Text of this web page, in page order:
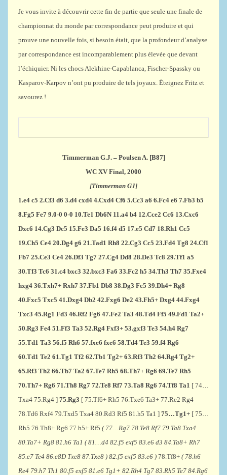
Je vous invite à découvrir cette fin de partie que seule une finale de
championnat du monde par correspondance peut produire et qui
prouve une nouvelle fois, si besoin était, que la profondeur d’analyse
par correspondance est incomparablement plus élevée que devant
l’échiquier. Ni les chocs Alekhine-Capablanca, Fischer-Spassky ou
Kasparov-Karpov n’ont pu produire de tels joyaux. Éteignez Fritz et
savourez !
Timmerman G.J. – Poulsen A. [B87]
WC XV Final, 2000
[Timmerman GJ]
1.e4 c5 2.Cf3 d6 3.d4 cxd4 4.Cxd4 Cf6 5.Cc3 a6 6.Fc4 e6 7.Fb3 b5
8.Fg5 Fe7 9.0-0 0-0 10.Te1 Db6N 11.a4 b4 12.Cce2 Cc6 13.Cxc6
Dxc6 14.Cg3 Dc5 15.Fe3 Da5 16.f4 d5 17.e5 Cd7 18.Rh1 Cc5
19.Ch5 Ce4 20.Dg4 g6 21.Tad1 Rh8 22.Cg3 Cc5 23.Fd4 Tg8 24.Cf1
Fb7 25.Ce3 Ce4 26.Df3 Tg7 27.Cg4 Dd8 28.De3 Tc8 29.Tf1 a5
30.Tf3 Tc6 31.c4 bxc3 32.bxc3 Fa6 33.Fc2 h5 34.Th3 Th7 35.Fxe4
hxg4 36.Txh7+ Rxh7 37.Fb1 Db8 38.Dg3 Fc5 39.Dh4+ Rg8
40.Fxc5 Txc5 41.Dxg4 Db2 42.Fxg6 De2 43.Fh5+ Dxg4 44.Fxg4
Txc3 45.Rg1 Fd3 46.Rf2 Fg6 47.Fe2 Ta3 48.Td4 Ff5 49.Fd1 Ta2+
50.Rg3 Fe4 51.Ff3 Ta3 52.Rg4 Fxf3+ 53.gxf3 Te3 54.h4 Rg7
55.Td1 Ta3 56.f5 Rh6 57.fxe6 fxe6 58.Td4 Te3 59.f4 Rg6
60.Td1 Te2 61.Tg1 Tf2 62.Tb1 Tg2+ 63.Rf3 Th2 64.Rg4 Tg2+
65.Rf3 Th2 66.Tb7 Ta2 67.Te7 Rh5 68.Th7+ Rg6 69.Te7 Rh5
70.Th7+ Rg6 71.Th8 Rg7 72.Te8 Rf7 73.Ta8 Rg6 74.Tf8 Ta1 [ 74…
Txa4 75.Rg4 ] 75.Rg3 [ 75.Tf6+ Rh5 76.Txe6 Ta3+ 77.Re2 Rg4
78.Td6 Rxf4 79.Txd5 Txa4 80.Rd3 Rf5 81.h5 Ta1 ] 75…Tg1+ [ 75…
Rh5 76.Th8+ Rg6 77.h5+ Rf5 ( 77…Rg7 78.Te8 Rf7 79.Ta8 Txa4
80.Ta7+ Rg8 81.h6 Ta1 ( 81…d4 82.f5 exf5 83.e6 d3 84.Ta8+ Rh7
85.e7 Te4 86.e8D Txe8 87.Txe8 ) 82.f5 exf5 83.e6 ) 78.Tf8+ ( 78.h6
Re4 79.h7 Th1 80.f5 exf5 81.e6 Tg1+ 82.Rh4 Tg7 83.Rh5 Te7 84.Rg6